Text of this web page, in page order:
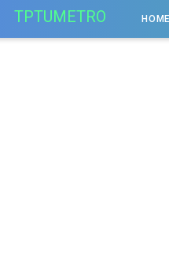
TPTUMETRO HOME